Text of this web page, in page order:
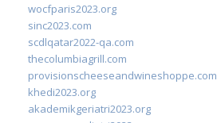
wocfparis2023.org
sinc2023.com
scdlqatar2022-qa.com
thecolumbiagrill.com
provisionscheeseandwineshoppe.com
khedi2023.org
akademikgeriatri2023.org